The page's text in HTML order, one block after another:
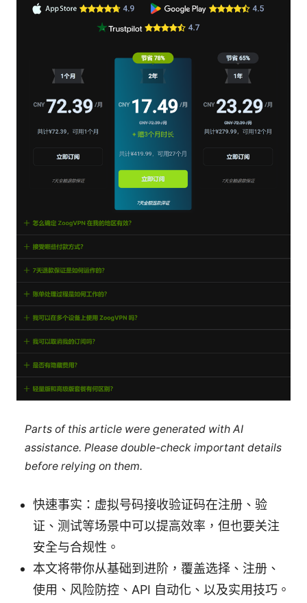
Parts of this article were generated with AI
assistance. Please double-check important details
before relying on them.
快速事实：虚拟号码接收验证码在注册、验
证、测试等场景中可以提高效率，但也要关注
安全与合规性。
本文将带你从基础到进阶，覆盖选择、注册、
使用、风险防控、API 自动化、以及实用技巧。